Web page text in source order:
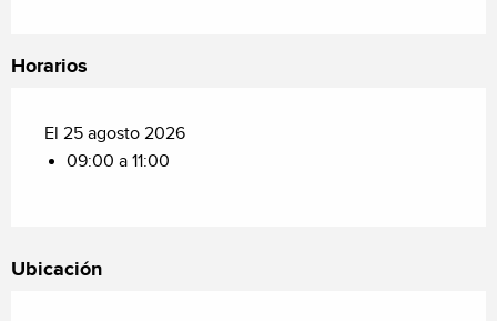
Horarios
El 25 agosto 2026
09:00 a 11:00
Ubicación